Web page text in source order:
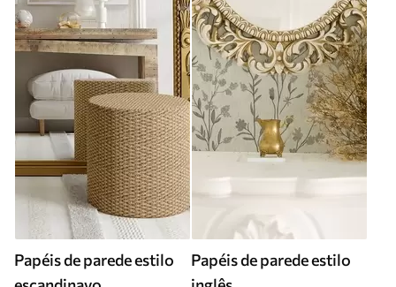
Papéis de parede estilo
Papéis de parede estilo